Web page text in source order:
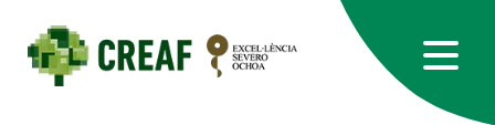
contingut